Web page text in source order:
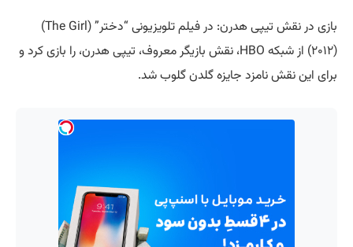
بازی در نقش تیپی هدرن: در فیلم تلویزیونی “دختر” (The Girl)
(۲۰۱۲) از شبکه HBO، نقش بازیگر معروف، تیپی هدرن، را بازی کرد و
برای این نقش نامزد جایزه گلدن گلوب شد.